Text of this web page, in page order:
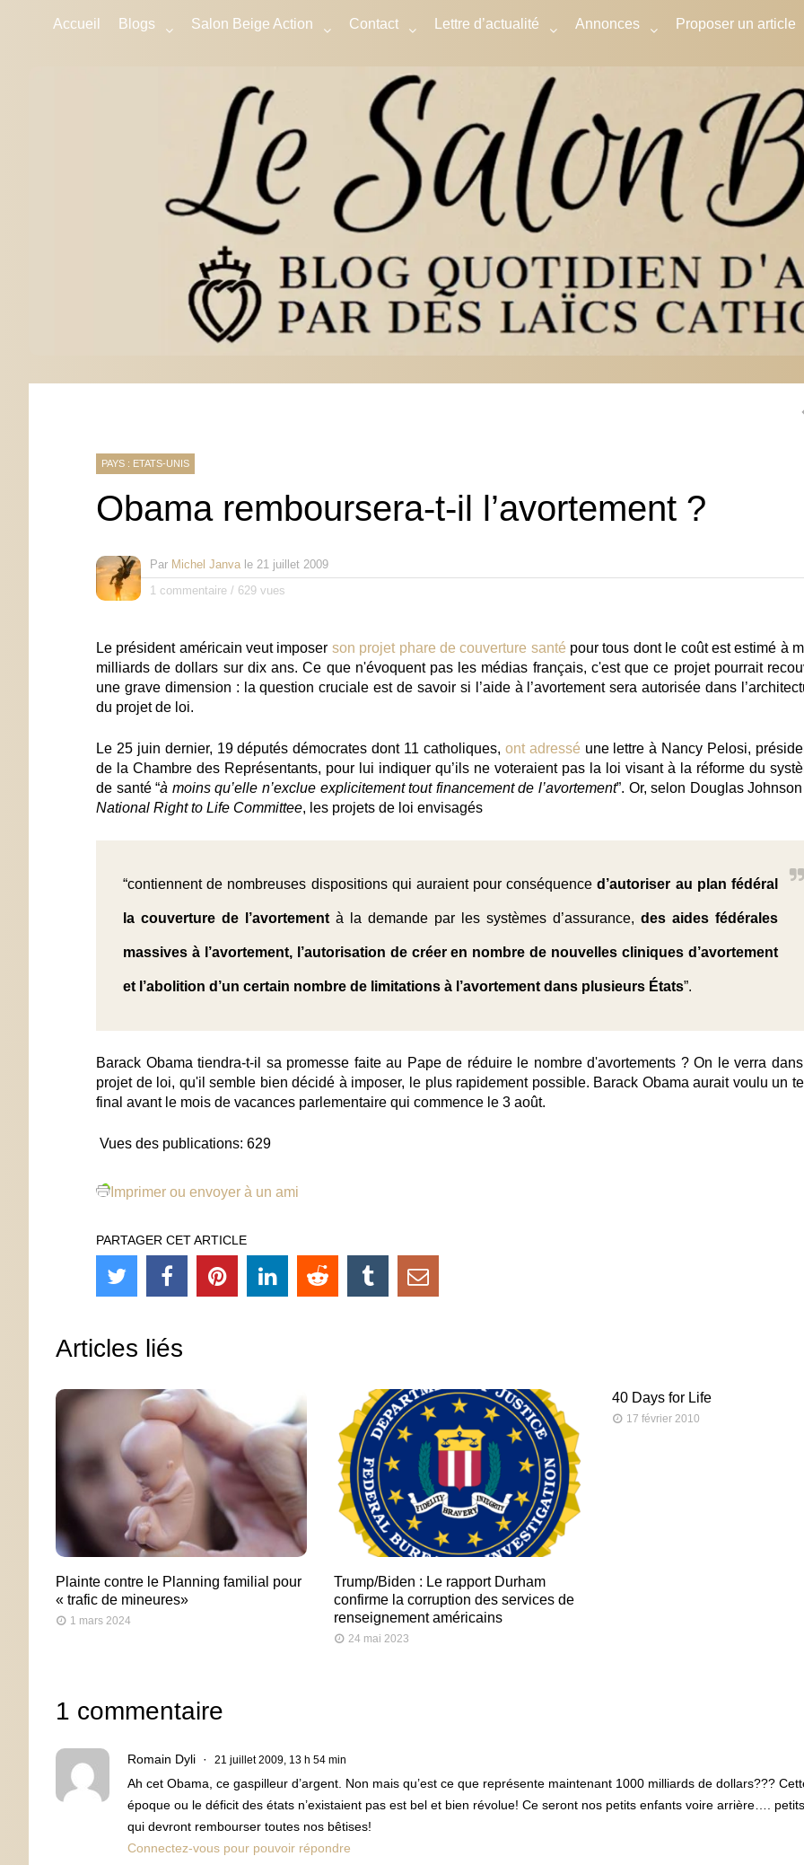
Accueil Blogs Salon Beige Action Contact Lettre d’actualité Annonces Proposer un article
PAYS : ETATS-UNIS
Obama remboursera-t-il l’avortement ?
Par Michel Janva le 21 juillet 2009
1 commentaire / 629 vues
Le président américain veut imposer son projet phare de couverture santé pour tous dont le coût est estimé à
milliards de dollars sur dix ans. Ce que n'évoquent pas les médias français, c'est que ce projet pourrait
une grave dimension : la question cruciale est de savoir si l’aide à l’avortement sera autorisée dans
du projet de loi.
Le 25 juin dernier, 19 députés démocrates dont 11 catholiques, ont adressé une lettre à Nancy Pelosi,
de la Chambre des Représentants, pour lui indiquer qu’ils ne voteraient pas la loi visant à la réforme du
de santé “à moins qu’elle n’exclue explicitement tout financement de l’avortement”. Or, selon Douglas
National Right to Life Committee, les projets de loi envisagés
“contiennent de nombreuses dispositions qui auraient pour conséquenced’autoriser au plan fédéral
la couverture de l’avortement à la demande par les systèmes d’assurance, des aides fédérales
massives à l’avortement, l’autorisation de créer en nombre de nouvelles cliniques d’avortement
et l’abolition d’un certain nombre de limitations à l’avortement dans plusieurs États”.
Barack Obama tiendra-t-il sa promesse faite au Pape de réduire le nombre d'avortements ? On le verra
projet de loi, qu'il semble bien décidé à imposer, le plus rapidement possible. Barack Obama aurait voulu un
final avant le mois de vacances parlementaire qui commence le 3 août.
Vues des publications: 629
Imprimer ou envoyer à un ami
PARTAGER CET ARTICLE
Articles liés
Plainte contre le Planning familial pour
« trafic de mineures»
1 mars 2024
Trump/Biden : Le rapport Durham
confirme la corruption des services de
renseignement américains
24 mai 2023
40 Days for Life
17 février 2010
1 commentaire
Romain Dyli 21 juillet 2009, 13 h 54 min
Ah cet Obama, ce gaspilleur d’argent. Non mais qu’est ce que représente maintenant 1000 milliards de dollars???
époque ou le déficit des états n’existaient pas est bel et bien révolue! Ce seront nos petits enfants voire arrière….
qui devront rembourser toutes nos bêtises!
Connectez-vous pour pouvoir répondre